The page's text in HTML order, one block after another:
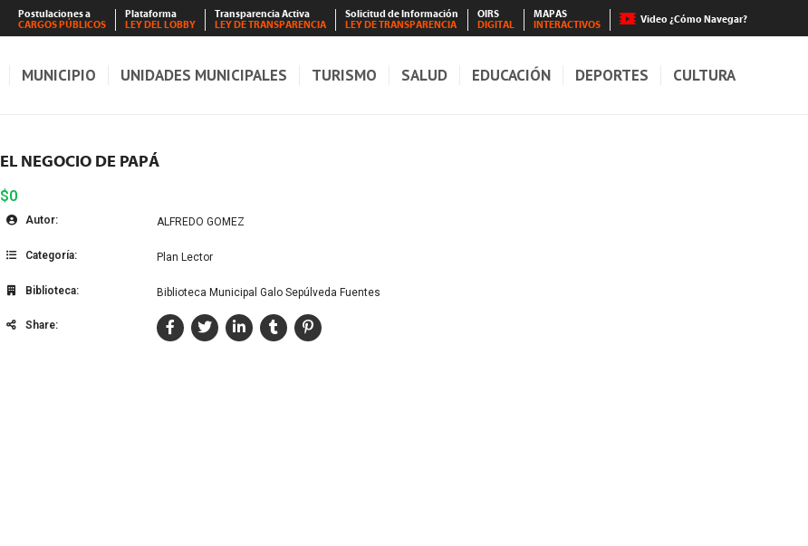
Postulaciones a
CARGOS PÚBLICOS
Plataforma
LEY DEL LOBBY
Transparencia Activa
LEY DE TRANSPARENCIA
Solicitud de Información
LEY DE TRANSPARENCIA
OIRS
DIGITAL
MAPAS
INTERACTIVOS
Video ¿Cómo Navegar?
MUNICIPIO UNIDADES MUNICIPALES TURISMO SALUD EDUCACIÓN DEPORTES CULTURA
EL NEGOCIO DE PAPÁ
$0
Autor: ALFREDO GOMEZ
Categoría: Plan Lector
Biblioteca: Biblioteca Municipal Galo Sepúlveda Fuentes
Share: